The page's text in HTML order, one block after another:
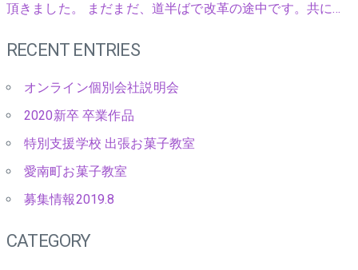
頂きました。 まだまだ、道半ばで改革の途中です。共に…
RECENT ENTRIES
オンライン個別会社説明会
2020新卒 卒業作品
特別支援学校 出張お菓子教室
愛南町お菓子教室
募集情報2019.8
CATEGORY